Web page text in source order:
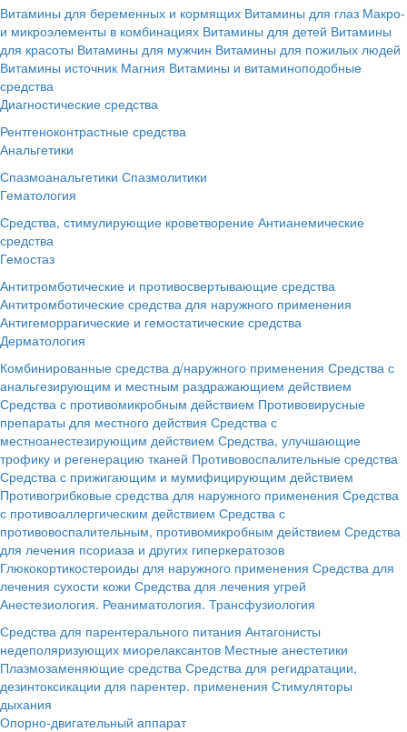
Витамины для беременных и кормящих Витамины для глаз Макро-
и микроэлементы в комбинациях Витамины для детей Витамины
для красоты Витамины для мужчин Витамины для пожилых людей
Витамины источник Магния Витамины и витаминоподобные
средства
Диагностические средства
Рентгеноконтрастные средства
Анальгетики
Спазмоанальгетики Спазмолитики
Гематология
Средства, стимулирующие кроветворение Антианемические
средства
Гемостаз
Антитромботические и противосвертывающие средства
Антитромботические средства для наружного применения
Антигеморрагические и гемостатические средства
Дерматология
Комбинированные средства д/наружного применения Средства с
анальгезирующим и местным раздражающием действием
Средства с противомикробным действием Противовирусные
препараты для местного действия Средства с
местноанестезирующим действием Средства, улучшающие
трофику и регенерацию тканей Противовоспалительные средства
Средства с прижигающим и мумифицирующим действием
Противогрибковые средства для наружного применения Средства
с противоаллергическим действием Средства с
противовоспалительным, противомикробным действием Средства
для лечения псориаза и других гиперкератозов
Глюкокортикостероиды для наружного применения Средства для
лечения сухости кожи Средства для лечения угрей
Анестезиология. Реаниматология. Трансфузиология
Средства для парентерального питания Антагонисты
недеполяризующих миорелаксантов Местные анестетики
Плазмозаменяющие средства Средства для регидратации,
дезинтоксикации для парентер. применения Стимуляторы
дыхания
Опорно-двигательный аппарат